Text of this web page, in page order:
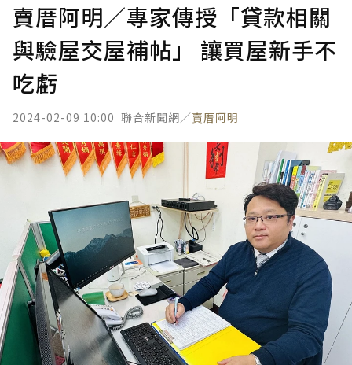
賣厝阿明／專家傳授「貸款相關
與驗屋交屋補帖」 讓買屋新手不
吃虧
2024-02-09 10:00 聯合新聞網／賣厝阿明